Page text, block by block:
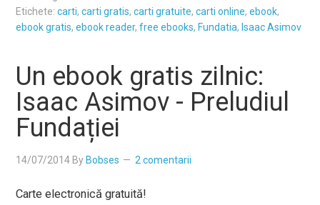
Etichete:carti,carti gratis,carti gratuite,carti online,ebook,
ebook gratis,ebook reader,free ebooks, Fundatia, Isaac Asimov
Un ebook gratis zilnic:
Isaac Asimov - Preludiul
Fundației
14/07/2014 By Bobses 2 comentarii
Carte electronică gratuită!